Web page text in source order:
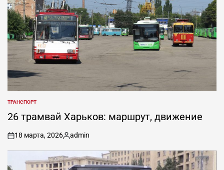
ОПУБЛИКОВАНО
В
ТРАНСПОРТ
26 трамвай Харьков: маршрут, движение
on
18 марта, 2026
Запись
от
admin